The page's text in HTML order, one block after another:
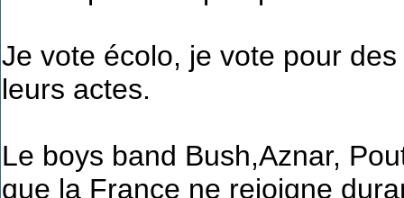
Je vote écolo, je vote pour
leurs actes.
Le boys band Bush,Aznar,
que la France ne rejoigne